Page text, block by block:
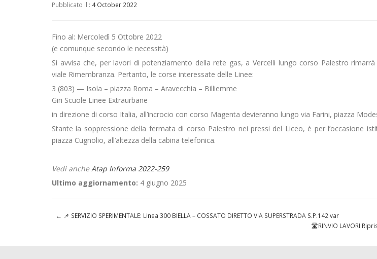
Pubblicato il : 4 October 2022
Fino al: Mercoledì 5 Ottobre 2022
(e comunque secondo le necessità)
Si avvisa che, per lavori di potenziamento della rete gas, a Vercelli lungo corso Palestro
viale Rimembranza. Pertanto, le corse interessate delle Linee:
3 (803) — Isola – piazza Roma – Aravecchia – Billiemme
Giri Scuole Linee Extraurbane
in direzione di corso Italia, all’incrocio con corso Magenta devieranno lungo via Farini, piazza
Stante la soppressione della fermata di corso Palestro nei pressi del Liceo, è per l’occasione
piazza Cugnolio, all’altezza della cabina telefonica.
Vedi ancheAtap Informa 2022-259
Ultimo aggiornamento: 4 giugno 2025
← 📌 SERVIZIO SPERIMENTALE: Linea 300 BIELLA – COSSATO DIRETTO VIA SUPERSTRADA S.P.142 var
🛣️RINVIO LAVORI